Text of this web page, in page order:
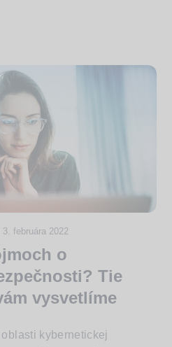
3. februára 2022
o
Tie
vysvetlíme
kybernetickej